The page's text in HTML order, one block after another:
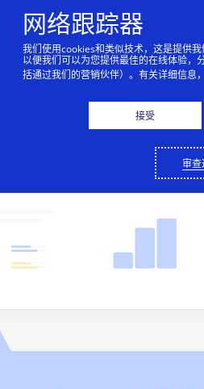
支付解决方案
只需通过与我们平台的单一连
少欺诈和保护支付数据。
帮助最大限度地减少欺诈损失并
保护敏感的支付数据并简化 PCI
定期结算、全球税务计算、货
我们的合作伙伴网络可以帮助
我们通过金融合作伙伴提供解决
技术合作伙伴
与领先的技术和基础设施提供商
解决方案合作伙伴
我们的编码环境为您提供了各
详细了解
API 参考资料
开发人员指南
支持
联系我们屡获殊荣的客户支持
员。
支持中心
访问我们的客户支持门户网站
技术文档
Cybersource 提供一整套在线和
公司历史
了解我们如何成为支付和欺诈
网络跟踪器
我们使用cookies和类似技术，这是提供
以便我们可以为您提供最佳的在线体验，
括通过我们的营销伙伴）。有关详细信息
接受
审